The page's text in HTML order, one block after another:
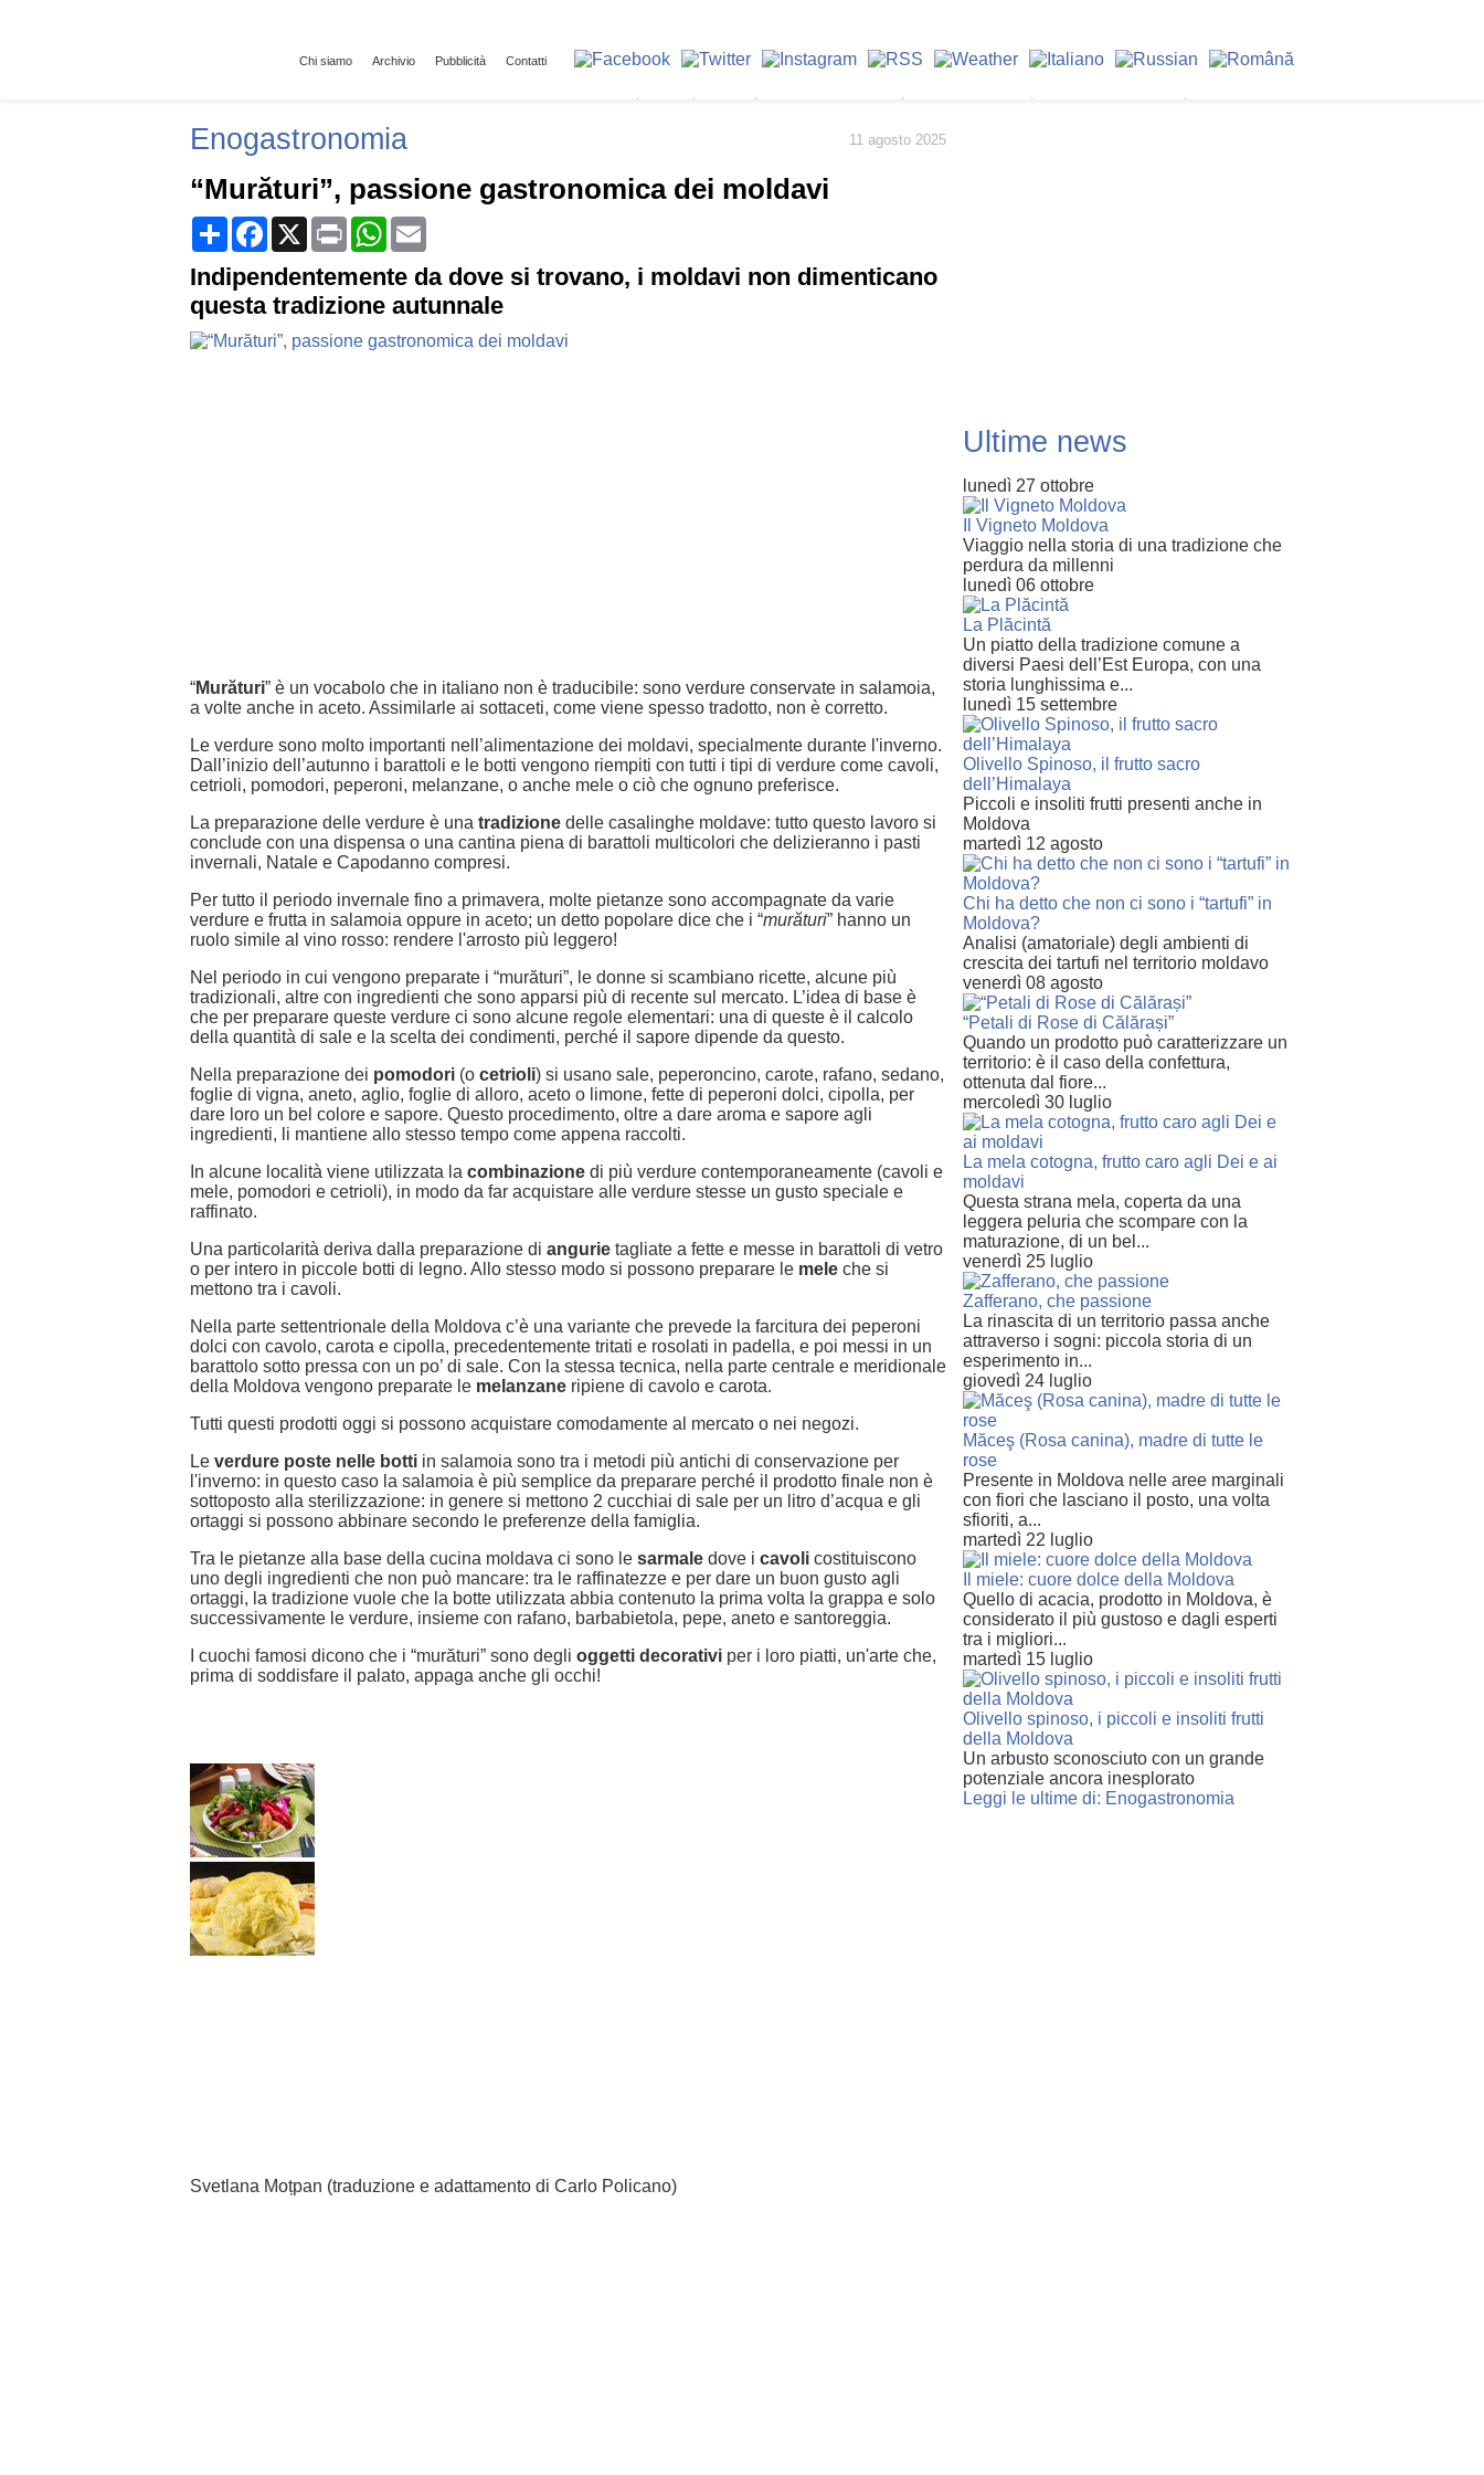
Chi siamo Archivio Pubblicità Contatti
Enogastronomia 11 agosto 2025
“Murături”, passione gastronomica dei moldavi
ShareFacebook
X Print WhatsApp
Indipendentemente da dove si trovano, i moldavi non dimenticano
questa tradizione autunnale
“Murături” è un vocabolo che in italiano non è traducibile: sono verdure conservate in salamoia,
a volte anche in aceto. Assimilarle ai sottaceti, come viene spesso tradotto, non è corretto.
Le verdure sono molto importanti nell’alimentazione dei moldavi, specialmente durante l'inverno.
Dall’inizio dell’autunno i barattoli e le botti vengono riempiti con tutti i tipi di verdure come cavoli,
cetrioli, pomodori, peperoni, melanzane, o anche mele o ciò che ognuno preferisce.
La preparazione delle verdure è una tradizione delle casalinghe moldave: tutto questo lavoro si
conclude con una dispensa o una cantina piena di barattoli multicolori che delizieranno i pasti
invernali, Natale e Capodanno compresi.
Per tutto il periodo invernale fino a primavera, molte pietanze sono accompagnate da varie
verdure e frutta in salamoia oppure in aceto; un detto popolare dice che i “murături” hanno un
ruolo simile al vino rosso: rendere l'arrosto più leggero!
Nel periodo in cui vengono preparate i “murături”, le donne si scambiano ricette, alcune più
tradizionali, altre con ingredienti che sono apparsi più di recente sul mercato. L’idea di base è
che per preparare queste verdure ci sono alcune regole elementari: una di queste è il calcolo
della quantità di sale e la scelta dei condimenti, perché il sapore dipende da questo.
Nella preparazione dei pomodori (o cetrioli) si usano sale, peperoncino, carote, rafano, sedano,
foglie di vigna, aneto, aglio, foglie di alloro, aceto o limone, fette di peperoni dolci, cipolla, per
dare loro un bel colore e sapore. Questo procedimento, oltre a dare aroma e sapore agli
ingredienti, li mantiene allo stesso tempo come appena raccolti.
In alcune località viene utilizzata la combinazione di più verdure contemporaneamente (cavoli e
mele, pomodori e cetrioli), in modo da far acquistare alle verdure stesse un gusto speciale e
raffinato.
Una particolarità deriva dalla preparazione di angurie tagliate a fette e messe in barattoli di vetro
o per intero in piccole botti di legno. Allo stesso modo si possono preparare le mele che si
mettono tra i cavoli.
Nella parte settentrionale della Moldova c’è una variante che prevede la farcitura dei peperoni
dolci con cavolo, carota e cipolla, precedentemente tritati e rosolati in padella, e poi messi in un
barattolo sotto pressa con un po’ di sale. Con la stessa tecnica, nella parte centrale e meridionale
della Moldova vengono preparate le melanzane ripiene di cavolo e carota.
Tutti questi prodotti oggi si possono acquistare comodamente al mercato o nei negozi.
Le verdure poste nelle botti in salamoia sono tra i metodi più antichi di conservazione per
l'inverno: in questo caso la salamoia è più semplice da preparare perché il prodotto finale non è
sottoposto alla sterilizzazione: in genere si mettono 2 cucchiai di sale per un litro d’acqua e gli
ortaggi si possono abbinare secondo le preferenze della famiglia.
Tra le pietanze alla base della cucina moldava ci sono le sarmale dove i cavoli costituiscono
uno degli ingredienti che non può mancare: tra le raffinatezze e per dare un buon gusto agli
ortaggi, la tradizione vuole che la botte utilizzata abbia contenuto la prima volta la grappa e solo
successivamente le verdure, insieme con rafano, barbabietola, pepe, aneto e santoreggia.
I cuochi famosi dicono che i “murături” sono degli oggetti decorativi per i loro piatti, un'arte che,
prima di soddisfare il palato, appaga anche gli occhi!
Svetlana Moțpan (traduzione e adattamento di Carlo Policano)
Ultime news
lunedì 27 ottobre
Il Vigneto Moldova
Viaggio nella storia di una tradizione che
perdura da millenni
lunedì 06 ottobre
La Plăcintă
Un piatto della tradizione comune a
diversi Paesi dell’Est Europa, con una
storia lunghissima e...
lunedì 15 settembre
Olivello Spinoso, il frutto sacro
dell’Himalaya
Piccoli e insoliti frutti presenti anche in
Moldova
martedì 12 agosto
Chi ha detto che non ci sono i “tartufi” in
Moldova?
Analisi (amatoriale) degli ambienti di
crescita dei tartufi nel territorio moldavo
venerdì 08 agosto
“Petali di Rose di Călărași”
Quando un prodotto può caratterizzare un
territorio: è il caso della confettura,
ottenuta dal fiore...
mercoledì 30 luglio
La mela cotogna, frutto caro agli Dei e ai
moldavi
Questa strana mela, coperta da una
leggera peluria che scompare con la
maturazione, di un bel...
venerdì 25 luglio
Zafferano, che passione
La rinascita di un territorio passa anche
attraverso i sogni: piccola storia di un
esperimento in...
giovedì 24 luglio
Măceş (Rosa canina), madre di tutte le
rose
Presente in Moldova nelle aree marginali
con fiori che lasciano il posto, una volta
sfioriti, a...
martedì 22 luglio
Il miele: cuore dolce della Moldova
Quello di acacia, prodotto in Moldova, è
considerato il più gustoso e dagli esperti
tra i migliori...
martedì 15 luglio
Olivello spinoso, i piccoli e insoliti frutti
della Moldova
Un arbusto sconosciuto con un grande
potenziale ancora inesplorato
Leggi le ultime di: Enogastronomia